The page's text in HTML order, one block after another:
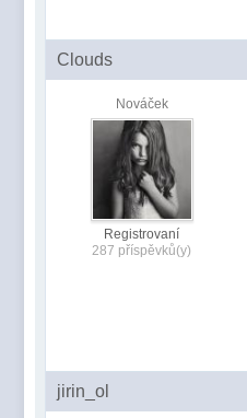
Clouds
Nováček
Registrovaní
287 příspěvků(y)
jirin_ol